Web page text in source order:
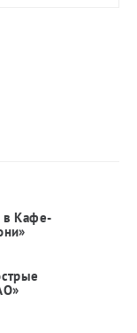
Кафе-